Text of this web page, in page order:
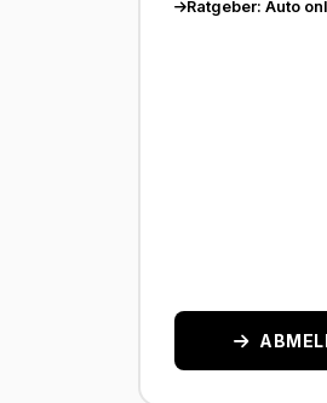
Ratgeber: Auto